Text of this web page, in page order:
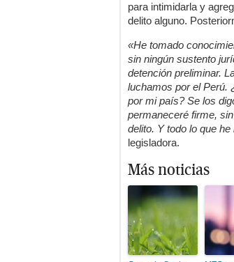
para intimidarla y
delito alguno.
«He tomado
sin ningún sustento
detención preliminar.
luchamos por el Perú.
por mi país? Se los
permaneceré firme,
delito. Y todo lo que
legisladora.
Más noticias